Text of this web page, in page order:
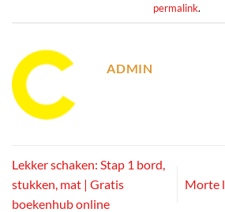
permalink.
ADMIN
Lekker schaken: Stap 1 bord,
stukken, mat | Gratis
boekenhub online
Morte